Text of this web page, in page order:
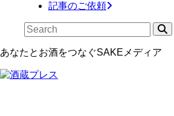
記事のご依頼
あなたとお酒をつなぐSAKEメディア